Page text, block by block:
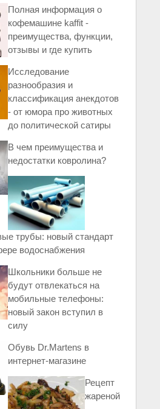
Полная информация о
кофемашине kaffit -
преимущества, функции,
отзывы и где купить
Исследование
разнообразия и
классификация анекдотов
- от юмора про животных
до политической сатиры
В чем преимущества и
недостатки ковролина?
трубы: новый стандарт
водоснабжения
Школьники больше не
будут отвлекаться на
мобильные телефоны:
новый закон вступил в
силу
Обувь Dr.Martens в
интернет-магазине
Рецепт
жареной